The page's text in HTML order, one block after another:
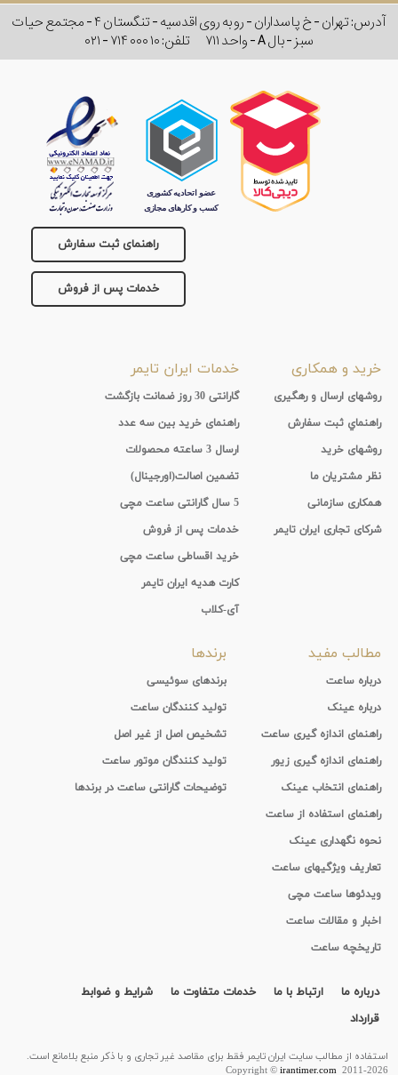
جنس
بکاررفتهسرامیک
بند
آدرس: تهران - خ پاسداران - رو به روی اقدسیه - تنگستان ۴ - مجتمع حیات
سبز - بال A - واحد ۷۱۱
تلفن:۰۲۱ - ۷۱۴ ۰۰۰ ۱۰
راهنمای ثبت سفارش
خدمات پس از فروش
خرید و همکاری
روشهای ارسال و رهگیری
راهنماي ثبت سفارش
روشهای خرید
نظر مشتریان ما
همکاری سازمانی
شرکای تجاری ایران تایمر
خدمات ایران تایمر
گارانتی 30 روز ضمانت بازگشت
راهنمای خرید بین سه عدد
ارسال 3 ساعته محصولات
تضمین اصالت(اورجینال)
5 سال گارانتی ساعت مچی
خدمات پس از فروش
خرید اقساطی ساعت مچی
کارت هدیه ایران تایمر
آی-کلاب
مطالب مفید
درباره ساعت
درباره عینک
راهنمای اندازه گیری ساعت
راهنمای اندازه گیری زیور
راهنمای انتخاب عینک
راهنمای استفاده از ساعت
نحوه نگهداری عینک
تعاریف ویژگیهای ساعت
ویدئوها ساعت مچی
اخبار و مقالات ساعت
تاریخچه ساعت
برندها
برندهای سوئیسی
تولید کنندگان ساعت
تشخیص اصل از غیر اصل
تولید کنندگان موتور ساعت
توضیحات گارانتی ساعت در برندها
درباره ما ارتباط با ما خدمات متفاوت ما
شرایط و ضوابط
قرارداد
استفاده از مطالب سايت ایران تایمر فقط برای مقاصد غیر تجاری و با ذکر منبع بلامانع است.
Copyright ©irantimer.com2011-2026